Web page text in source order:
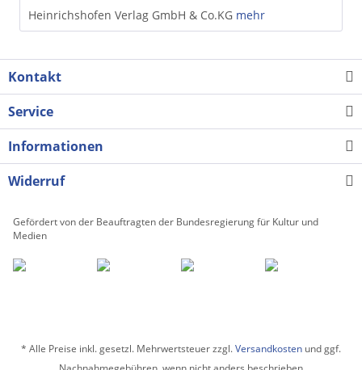
Heinrichshofen Verlag GmbH & Co.KG mehr
Kontakt
Service
Informationen
Widerruf
Gefördert von der Beauftragten der Bundesregierung für Kultur und
Medien
* Alle Preise inkl. gesetzl. Mehrwertsteuer zzgl.Versandkosten und ggf.